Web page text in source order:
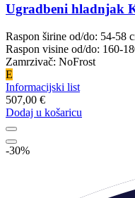
Ugradbeni hladnjak
Raspon širine od/do: 54-58
Raspon visine od/do: 160-
Zamrzivač: NoFrost
E
Informacijski list
507,00 €
Dodaj u košaricu
-30%